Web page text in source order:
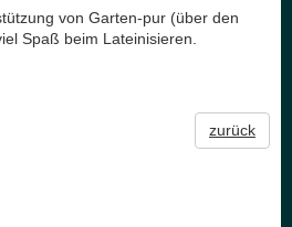
von Garten-pur (über den
Spaß beim Lateinisieren.
zurück